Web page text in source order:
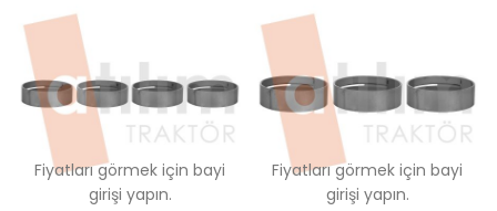
Fiyatları görmek için bayi
girişi yapın.
Fiyatları görmek için bayi
girişi yapın.